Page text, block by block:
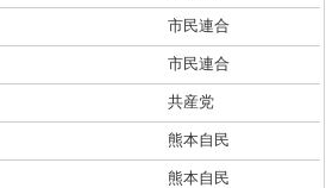
市民連合
市民連合
共産党
熊本自民
熊本自民